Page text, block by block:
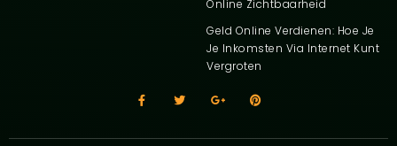
Online Zichtbaarheid
Geld Online Verdienen: Hoe Je
Je Inkomsten Via Internet Kunt
Vergroten